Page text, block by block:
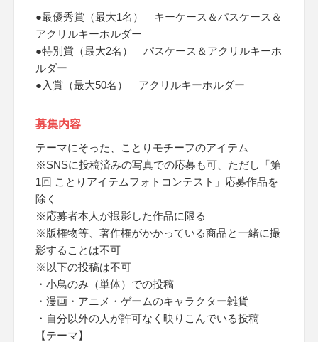
●最優秀賞（最大1名） キーケース＆パスケース＆
アクリルキーホルダー
●特別賞（最大2名） パスケース＆アクリルキーホ
ルダー
●入賞（最大50名） アクリルキーホルダー
募集内容
テーマにそった、ことりモチーフのアイテム
※SNSに投稿済みの写真での応募も可、ただし「第
1回 ことりアイテムフォトコンテスト」応募作品を
除く
※応募者本人が撮影した作品に限る
※版権物等、著作権がかかっている商品と一緒に撮
影することは不可
※以下の投稿は不可
・小鳥のみ（単体）での投稿
・漫画・アニメ・ゲームのキャラクター雑貨
・自分以外の人が許可なく映りこんでいる投稿
【テーマ】